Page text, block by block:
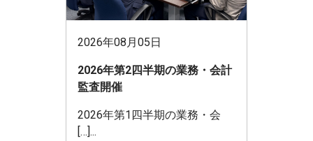
2026年08月05日
2026年第2四半期の業務・会計
監査開催
2026年第1四半期の業務・会
[…]...